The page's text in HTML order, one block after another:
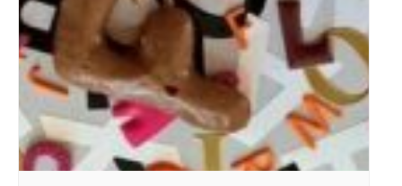
Bildquelle_ Pixabay Free_Christoph Meinersmann